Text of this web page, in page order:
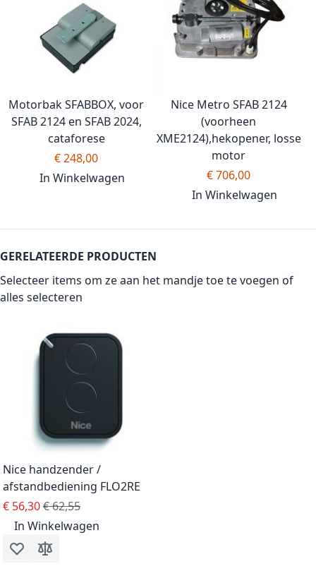
Motorbak SFABBOX, voor
SFAB 2124 en SFAB 2024,
cataforese
€ 248,00
In Winkelwagen
Nice Metro SFAB 2124
(voorheen
XME2124),hekopener, losse
motor
€ 706,00
In Winkelwagen
GERELATEERDE PRODUCTEN
Selecteer items om ze aan het mandje toe te voegen of
alles selecteren
Nice handzender /
afstandbediening FLO2RE
Special Price
€ 56,30Regular Price
€ 62,55
In Winkelwagen
Voeg toe aan verlanglijst
Toevoegen om te vergelijken